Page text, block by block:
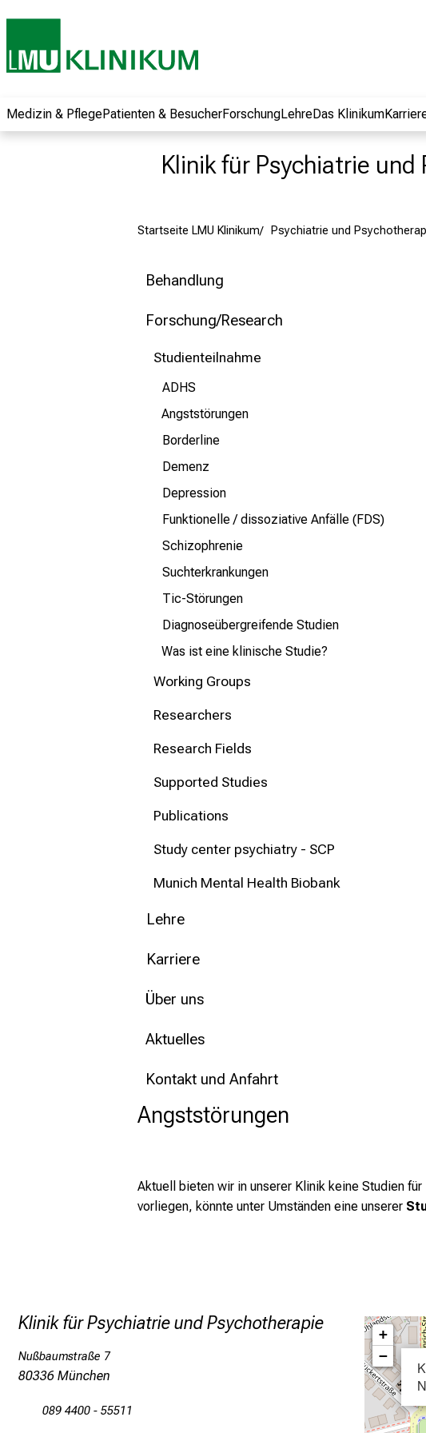
Medizin & PflegePatienten & BesucherForschungLehreDas Klinikum
Klinik für Psychiatrie und
Startseite LMU Klinikum Psychiatrie und
Behandlung
Forschung/Research
Studienteilnahme
ADHS
Angststörungen
Borderline
Demenz
Depression
Funktionelle / dissoziative Anfälle (FDS)
Schizophrenie
Suchterkrankungen
Tic-Störungen
Diagnoseübergreifende Studien
Was ist eine klinische Studie?
Working Groups
Researchers
Research Fields
Supported Studies
Publications
Study center psychiatry - SCP
Munich Mental Health Biobank
Lehre
Karriere
Über uns
Aktuelles
Kontakt und Anfahrt
Angststörungen
Aktuell bieten wir in unserer Klinik keine Studien
vorliegen, könnte unter Umständen eine unserer
Informationen zu
Jobs, Ausbildungen
Weiterbildungen.
Kommen Sie
begeistern – ganz
ohne Anmeldung.
mehr Informationen
Klinik für Psychiatrie und Psychotherapie
Nußbaumstraße 7
80336 München
089 4400 - 55511
+
−